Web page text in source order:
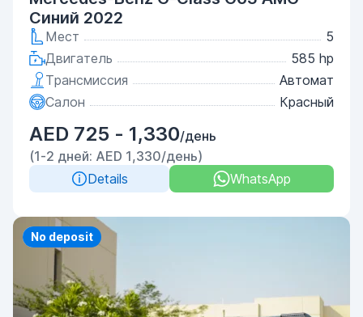
Синий 2022
Мест
5
Двигатель
585 hp
Трансмиссия
Автомат
Салон
Красный
AED 725 - 1,330/день
(1-2 дней: AED 1,330/день)
Details
WhatsApp
Priority
No deposit